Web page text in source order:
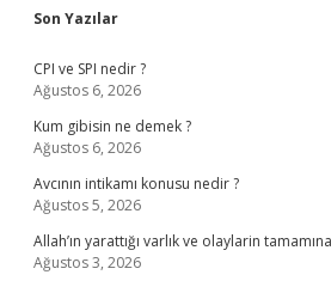
Sidebar
Son Yazılar
CPI ve SPI nedir ?
Ağustos 6, 2026
Kum gibisin ne demek ?
Ağustos 6, 2026
Avcının intikamı konusu nedir ?
Ağustos 5, 2026
Allah’ın yarattığı varlık ve olaylarin
Ağustos 3, 2026